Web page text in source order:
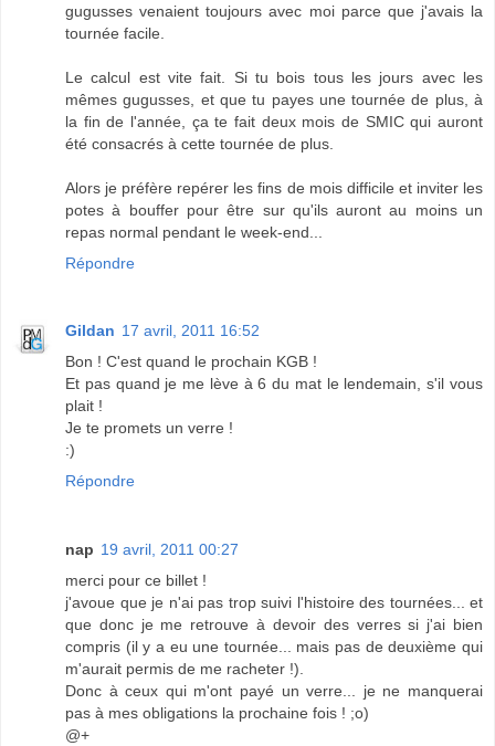
gugusses venaient toujours avec moi parce que j'avais la
tournée facile.
Le calcul est vite fait. Si tu bois tous les jours avec les
mêmes gugusses, et que tu payes une tournée de plus, à
la fin de l'année, ça te fait deux mois de SMIC qui auront
été consacrés à cette tournée de plus.
Alors je préfère repérer les fins de mois difficile et inviter les
potes à bouffer pour être sur qu'ils auront au moins un
repas normal pendant le week-end...
Répondre
Gildan 17 avril, 2011 16:52
Bon ! C'est quand le prochain KGB !
Et pas quand je me lève à 6 du mat le lendemain, s'il vous
plait !
Je te promets un verre !
:)
Répondre
nap 19 avril, 2011 00:27
merci pour ce billet !
j'avoue que je n'ai pas trop suivi l'histoire des tournées... et
que donc je me retrouve à devoir des verres si j'ai bien
compris (il y a eu une tournée... mais pas de deuxième qui
m'aurait permis de me racheter !).
Donc à ceux qui m'ont payé un verre... je ne manquerai
pas à mes obligations la prochaine fois ! ;o)
@+